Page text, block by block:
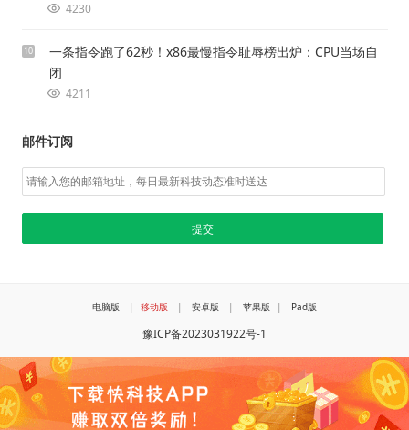
4230
10
一条指令跑了62秒！x86最慢指令耻辱榜出炉：CPU当场自
闭
4211
邮件订阅
电脑版 | 移动版 | 安卓版 | 苹果版 | Pad版
豫ICP备2023031922号-1